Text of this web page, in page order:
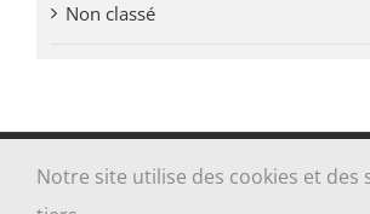
Non classé
Tous droits réservés Paroisse Sainte-Jeanne-
Notre site utilise des cookies et des